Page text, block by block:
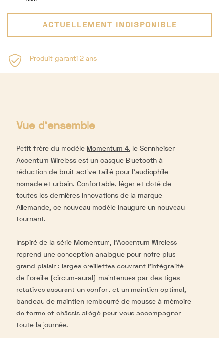
ACTUELLEMENT INDISPONIBLE
Produit garanti 2 ans
Vue d'ensemble
Petit frère du modèle Momentum 4, le Sennheiser
Accentum Wireless est un casque Bluetooth à
réduction de bruit active taillé pour l’audiophile
nomade et urbain. Confortable, léger et doté de
toutes les dernières innovations de la marque
Allemande, ce nouveau modèle inaugure un nouveau
tournant.
Inspiré de la série Momentum, l’Accentum Wireless
reprend une conception analogue pour notre plus
grand plaisir : larges oreillettes couvrant l’intégralité
de l’oreille (circum-aural) maintenues par des tiges
rotatives assurant un confort et un maintien optimal,
bandeau de maintien rembourré de mousse à mémoire
de forme et châssis allégé pour vous accompagner
toute la journée.